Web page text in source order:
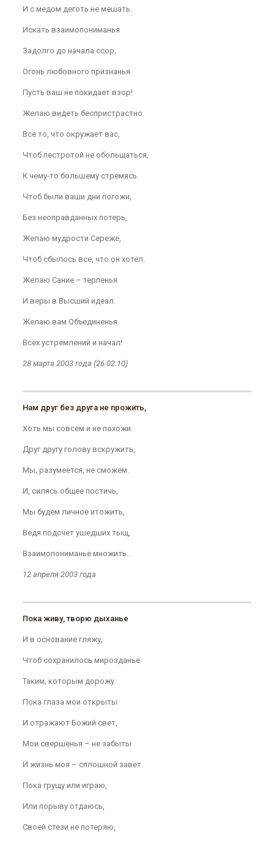
И с медом деготь не мешать.
Искать взаимопониманья
Задолго до начала ссор,
Огонь любовного признанья
Пусть ваш не покидает взор!
Желаю видеть беспристрастно
Все то, что окружает вас,
Чтоб пестротой не обольщаться,
К чему-то большему стремясь.
Чтоб были ваши дни погожи,
Без неоправданных потерь,
Желаю мудрости Сереже,
Чтоб сбылось все, что он хотел.
Желаю Сание – терпенья
И веры в Высший идеал.
Желаю вам Объединенья
Всех устремлений и начал!
28 марта 2003 года (26.02.10)
Нам друг без друга не прожить,
Хоть мы совсем и не похожи.
Друг другу голову вскружить,
Мы, разумеется, не сможем.
И, силясь общее постичь,
Мы будем личное итожить,
Ведя подсчет ушедших тыщ,
Взаимопониманье множить…
12 апреля 2003 года
Пока живу, творю дыханье
И в основание гляжу,
Чтоб сохранилось мирозданье
Таким, которым дорожу.
Пока глаза мои открыты
И отражают Божий свет,
Мои свершенья – не забыты
И жизнь моя – сплошной завет.
Пока грущу или играю,
Или порыву отдаюсь,
Своей стези не потеряю,